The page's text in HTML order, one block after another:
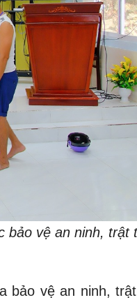
bảo vệ an ninh, trật
bảo vệ an ninh,